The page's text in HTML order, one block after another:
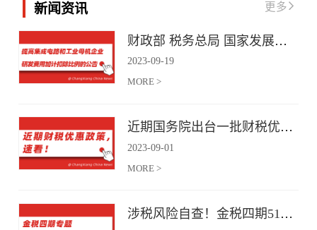
新闻资讯 更多
财政部 税务总局 国家发展改革委 工业和信息化部关于提高集成电路和工业母机企业研发费用加计扣除比例的公告
2023-09-19
MORE >
近期国务院出台一批财税优惠政策，速看！
2023-09-01
MORE >
涉税风险自查！金税四期51项风险提示！